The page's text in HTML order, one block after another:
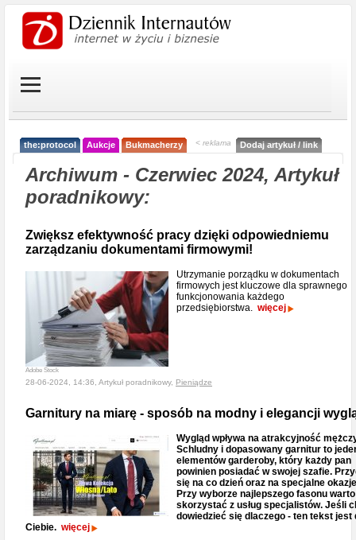
the:protocol Aukcje Bukmacherzy < reklama Dodaj artykuł / link
Archiwum - Czerwiec 2024, Artykuł
poradnikowy:
Zwiększ efektywność pracy dzięki odpowiedniemu
zarządzaniu dokumentami firmowymi!
Adobe Stock
Utrzymanie porządku w dokumentach
firmowych jest kluczowe dla sprawnego
funkcjonowania każdego
przedsiębiorstwa. więcej
28-06-2024, 14:36, Artykuł poradnikowy, Pieniądze
Garnitury na miarę - sposób na modny i elegancji
Wygląd wpływa na atrakcyjność
Schludny i dopasowany garnitur to
elementów garderoby, który każdy pan
powinien posiadać w swojej szafie.
się na co dzień oraz na specjalne
Przy wyborze najlepszego fasonu warto
skorzystać z usług specjalistów. Jeśli
dowiedzieć się dlaczego - ten tekst jest
Ciebie. więcej